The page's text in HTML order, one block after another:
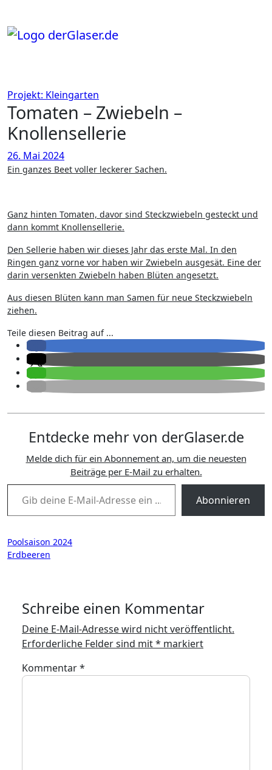
springen
Projekt: Kleingarten
Tomaten – Zwiebeln –
Knollensellerie
26. Mai 2024
Ein ganzes Beet voller leckerer Sachen.
Ganz hinten Tomaten, davor sind Steckzwiebeln gesteckt und
dann kommt Knollensellerie.
Den Sellerie haben wir dieses Jahr das erste Mal. In den
Ringen ganz vorne vor haben wir Zwiebeln ausgesät. Eine der
darin versenkten Zwiebeln haben Blüten angesetzt.
Aus diesen Blüten kann man Samen für neue Steckzwiebeln
ziehen.
Teile diesen Beitrag auf ...
Entdecke mehr von derGlaser.de
Melde dich für ein Abonnement an, um die neuesten
Beiträge per E-Mail zu erhalten.
Gib deine E-Mail-Adresse ein ...
Abonnieren
Beitragsnavigation
Poolsaison 2024
Erdbeeren
Schreibe einen Kommentar
Deine E-Mail-Adresse wird nicht veröffentlicht.
Erforderliche Felder sind mit* markiert
Kommentar*